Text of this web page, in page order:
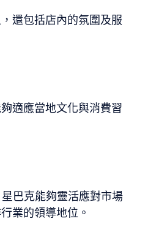
還包括店內的氛圍及服
適應當地文化與消費習
巴克能夠靈活應對市場
業的領導地位。